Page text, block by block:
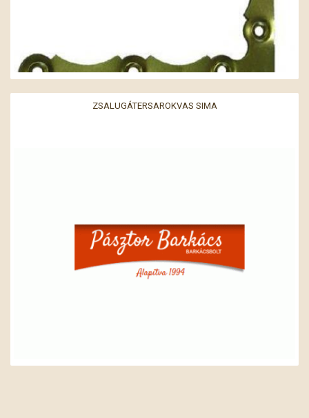
ZSALUGÁTERSAROKVAS SIMA